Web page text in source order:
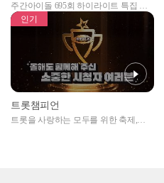
주간아이돌 695회 하이라이트 특집 남
자아이돌편 예고
인기
트롯챔피언
트롯을 사랑하는 모두를 위한 축제,